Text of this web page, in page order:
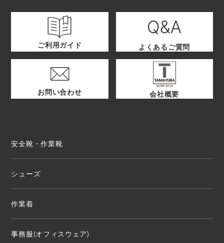
ご利用ガイド よくあるご質問
お問い合わせ 会社概要
安全靴・作業靴
シューズ
作業着
事務服(オフィスウェア)